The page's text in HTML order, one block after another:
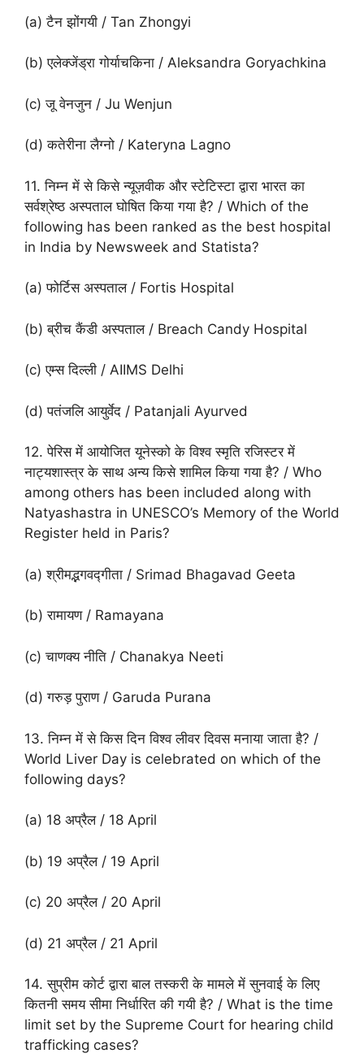
(a) टैन झोंगयी / Tan Zhongyi
(b) एलेक्जेंड्रा गोर्याचकिना / Aleksandra Goryachkina
(c) जू वेनजुन / Ju Wenjun
(d) कतेरीना लैग्नो / Kateryna Lagno
11. निम्न में से किसे न्यूज़वीक और स्टेटिस्टा द्वारा भारत का
सर्वश्रेष्ठ अस्पताल घोषित किया गया है? / Which of the
following has been ranked as the best hospital
in India by Newsweek and Statista?
(a) फोर्टिस अस्पताल / Fortis Hospital
(b) ब्रीच कैंडी अस्पताल / Breach Candy Hospital
(c) एम्स दिल्ली / AIIMS Delhi
(d) पतंजलि आयुर्वेद / Patanjali Ayurved
12. पेरिस में आयोजित यूनेस्को के विश्व स्मृति रजिस्टर में
नाट्यशास्त्र के साथ अन्य किसे शामिल किया गया है? / Who
among others has been included along with
Natyashastra in UNESCO’s Memory of the World
Register held in Paris?
(a) श्रीमद्भगवद्गीता / Srimad Bhagavad Geeta
(b) रामायण / Ramayana
(c) चाणक्य नीति / Chanakya Neeti
(d) गरुड़ पुराण / Garuda Purana
13. निम्न में से किस दिन विश्व लीवर दिवस मनाया जाता है? /
World Liver Day is celebrated on which of the
following days?
(a) 18 अप्रैल / 18 April
(b) 19 अप्रैल / 19 April
(c) 20 अप्रैल / 20 April
(d) 21 अप्रैल / 21 April
14. सुप्रीम कोर्ट द्वारा बाल तस्करी के मामले में सुनवाई के लिए
कितनी समय सीमा निर्धारित की गयी है? / What is the time
limit set by the Supreme Court for hearing child
trafficking cases?